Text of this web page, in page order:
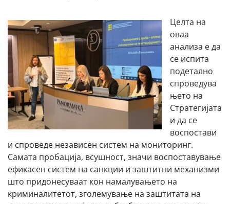
Целта на
оваа
анализа е да
се испита
подетално
спроведува
њето на
Стратегијата
и да се
воспостави
и спроведе независен систем на мониторинг.
Самата пробација, всушност, значи воспоставување
ефикасен систем на санкции и заштитни механизми
што придонесуваат кон намалувањето на
криминалитетот, зголемување на заштитата на